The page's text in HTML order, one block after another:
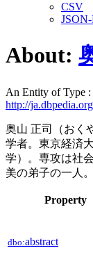
CSV
About:
An Entity of Type :
http://ja.dbpedia.org
奥山 正司（おく
学者。東京経済
学）。専攻は社
美の弟子の一人
Property
dbo:abstract